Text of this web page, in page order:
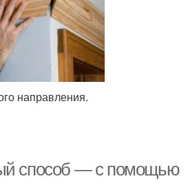
направления.
способ — с помощью